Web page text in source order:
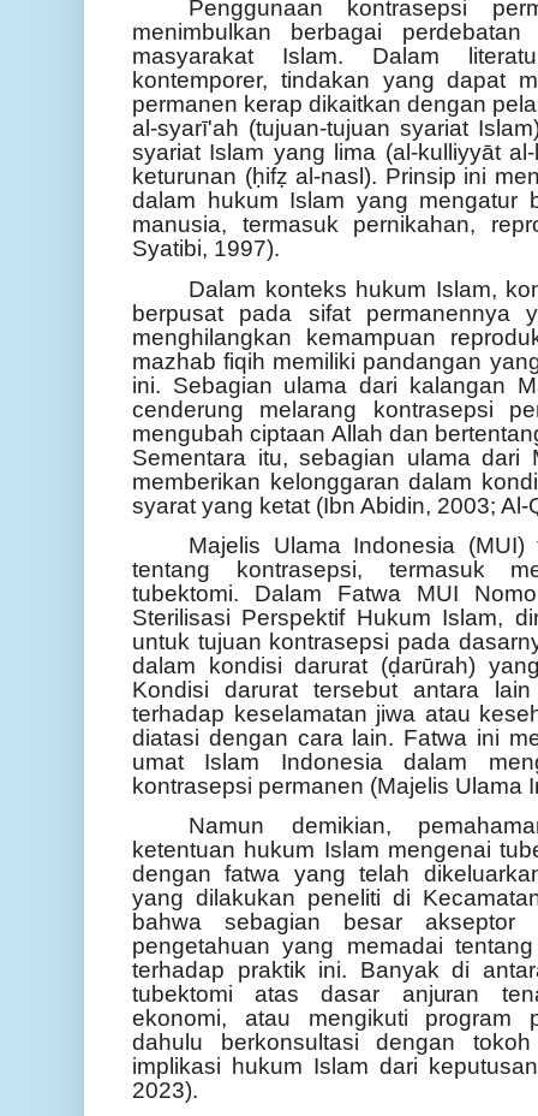
Penggunaan kontrasepsi
menimbulkan berbagai
masyarakat Islam. Dalam
kontemporer, tindakan yang dapat
permanen kerap dikaitkan dengan
al-syarī'ah (tujuan-tujuan syariat
syariat Islam yang lima (al-kulliyyāt
keturunan (ḥifẓ al-nasl). Prinsip ini
dalam hukum Islam yang mengatur
manusia, termasuk pernikahan,
Syatibi, 1997).
Dalam konteks hukum Islam,
berpusat pada sifat permanennya
menghilangkan kemampuan
mazhab fiqih memiliki pandangan
ini. Sebagian ulama dari kalangan
cenderung melarang kontrasepsi
mengubah ciptaan Allah dan
Sementara itu, sebagian ulama dari
memberikan kelonggaran dalam
syarat yang ketat (Ibn Abidin, 2003; Al-
Majelis Ulama Indonesia
tentang kontrasepsi, termasuk
tubektomi. Dalam Fatwa MUI
Sterilisasi Perspektif Hukum Islam,
untuk tujuan kontrasepsi pada
dalam kondisi darurat (ḍarūrah)
Kondisi darurat tersebut antara
terhadap keselamatan jiwa atau
diatasi dengan cara lain. Fatwa ini
umat Islam Indonesia dalam
kontrasepsi permanen (Majelis Ulama
Namun demikian,
ketentuan hukum Islam mengenai
dengan fatwa yang telah
yang dilakukan peneliti di
bahwa sebagian besar akseptor
pengetahuan yang memadai
terhadap praktik ini. Banyak di
tubektomi atas dasar anjuran
ekonomi, atau mengikuti program
dahulu berkonsultasi dengan
implikasi hukum Islam dari
2023).